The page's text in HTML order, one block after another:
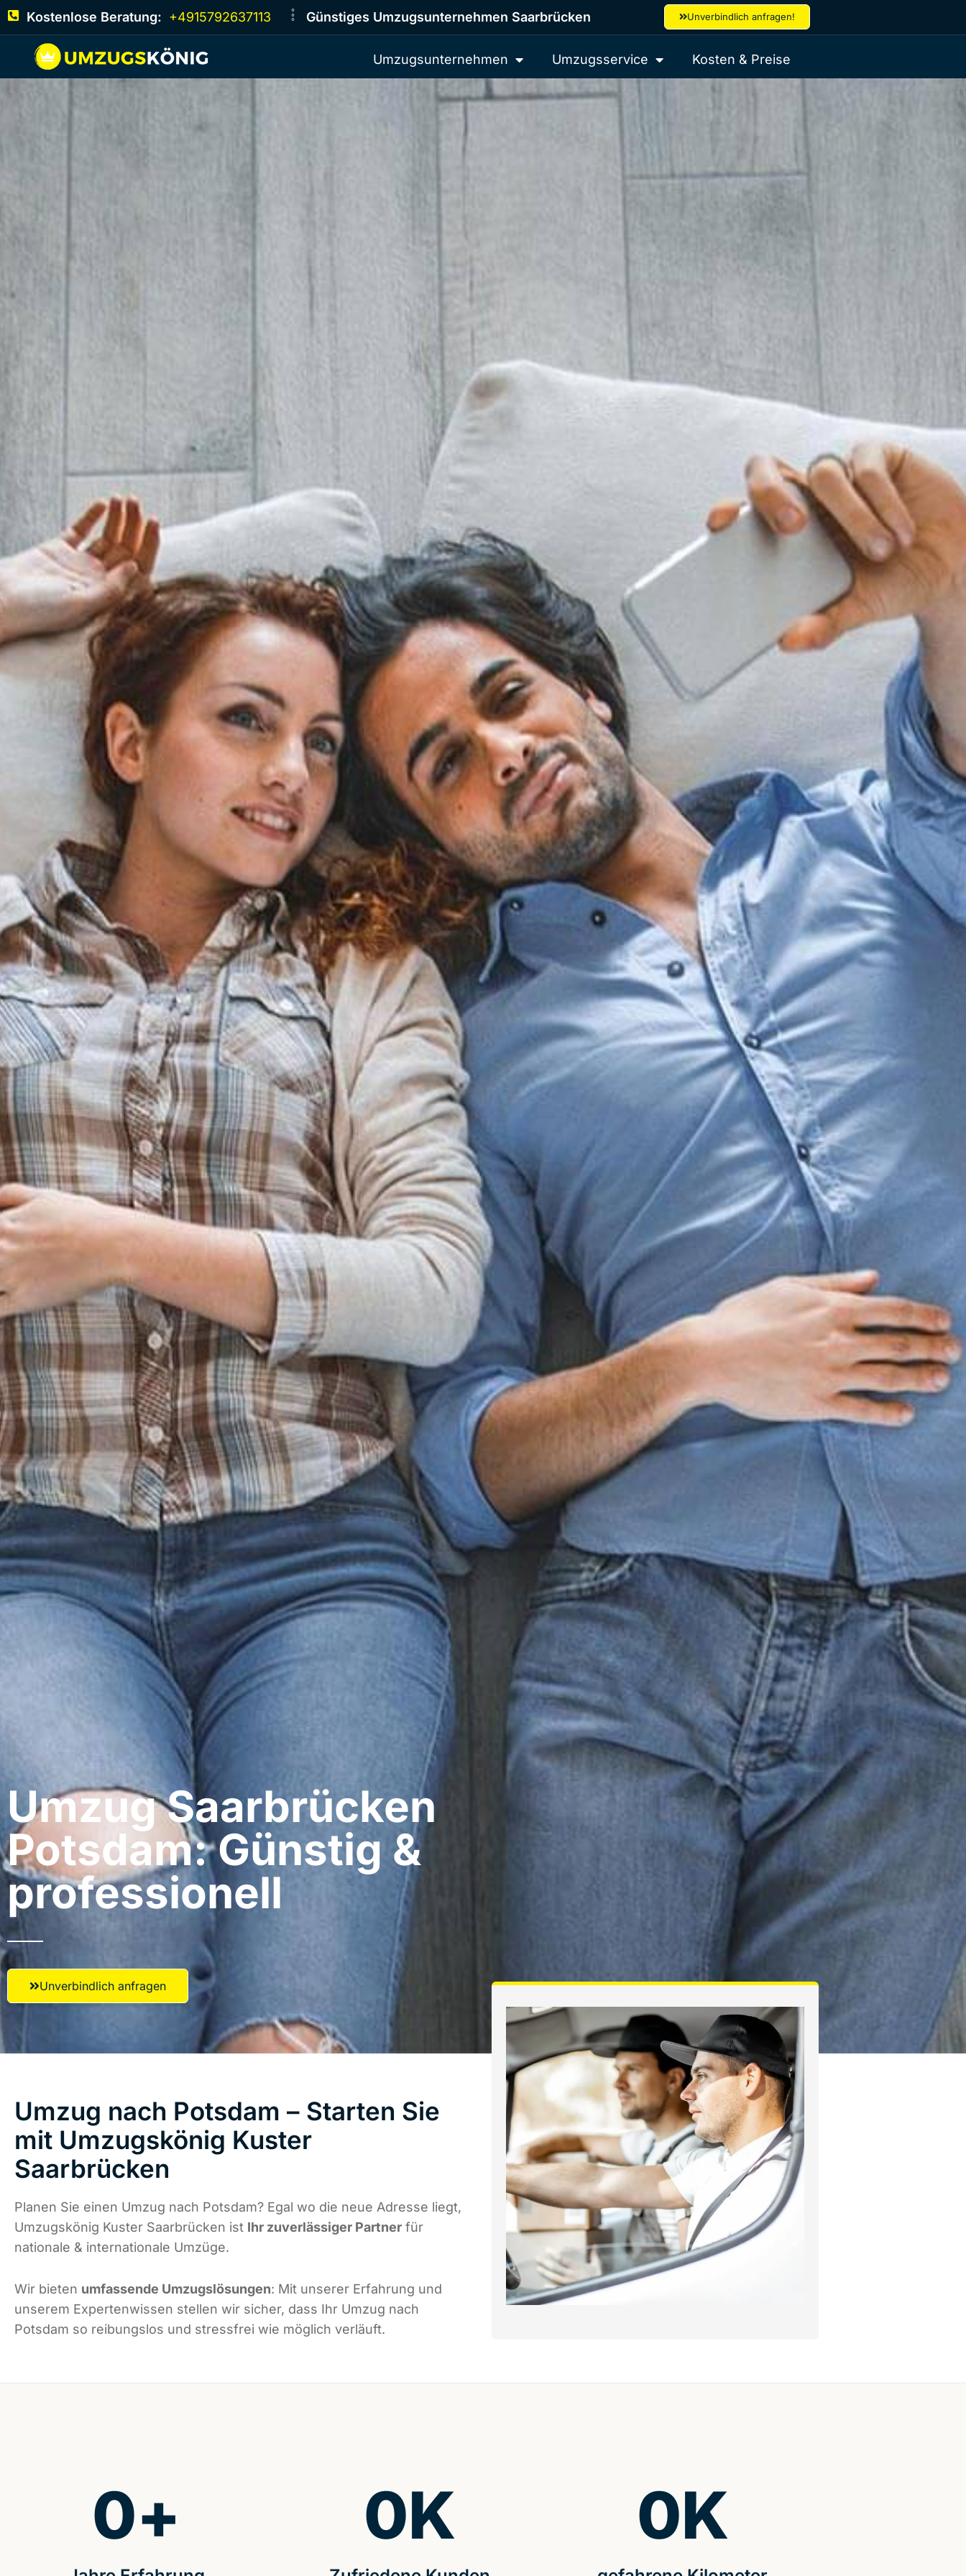
Kostenlose Beratung: +4915792637113 Günstiges Umzugsunternehmen Saarbrücken Unverbindlich anfragen!
Umzugsunternehmen Umzugsservice Kosten & Preise
Umzug Saarbrücken​
Potsdam: Günstig &
professionell​
Unverbindlich anfragen
Umzug nach Potsdam – Starten Sie
mit Umzugskönig Kuster
Saarbrücken
Planen Sie einen Umzug nach Potsdam? Egal wo die neue Adresse liegt,
Umzugskönig Kuster Saarbrücken ist Ihr zuverlässiger Partner für
nationale & internationale Umzüge.
Wir bieten umfassende Umzugslösungen: Mit unserer Erfahrung und
unserem Expertenwissen stellen wir sicher, dass Ihr Umzug nach
Potsdam so reibungslos und stressfrei wie möglich verläuft.
0+ 0K 0K